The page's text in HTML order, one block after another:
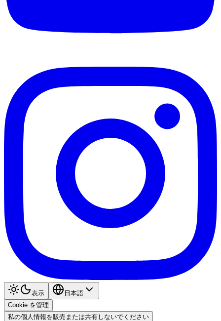
表示
日本語
Cookie を管理
私の個人情報を販売または共有しないでください